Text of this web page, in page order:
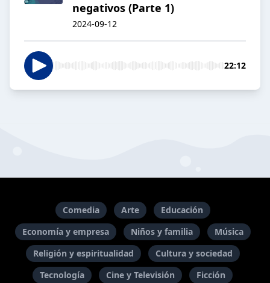
negativos (Parte 1)
2024-09-12
22:12
Comedia Arte
Educación
Economía y empresa
Niños y familia
Música
Religión y espiritualidad
Cultura y sociedad
Tecnología
Cine y Televisión Ficción